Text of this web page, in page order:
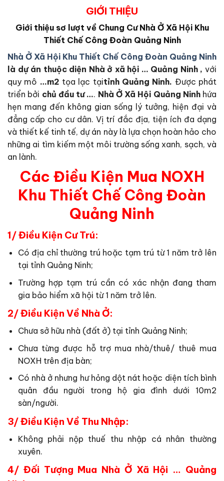
GIỚI THIỆU
Giới thiệu sơ lượt về Chung Cư Nhà Ở Xã Hội Khu
Thiết Chế Công Đoàn Quảng Ninh
Nhà Ở Xã Hội Khu Thiết Chế Công Đoàn Quảng Ninh
là dự án thuộc diện Nhà ở xã hội … Quảng Ninh , với
quy mô …m2 tọa lạc tạitỉnh Quảng Ninh. Được phát
triển bởi chủ đầu tư …. Nhà Ở Xã Hội Quảng Ninhhứa
hẹn mang đến không gian sống lý tưởng, hiện đại và
đẳng cấp cho cư dân. Vị trí đắc địa, tiện ích đa dạng
và thiết kế tinh tế, dự án này là lựa chọn hoàn hảo cho
những ai tìm kiếm một môi trường sống xanh, sạch, và
an lành.
Các Điều Kiện Mua NOXH
Khu Thiết Chế Công Đoàn
Quảng Ninh
1/ Điều Kiện Cư Trú:
Có địa chỉ thường trú hoặc tạm trú từ 1 năm trở lên
tại tỉnh Quảng Ninh;
Trường hợp tạm trú cần có xác nhận đang tham
gia bảo hiểm xã hội từ 1 năm trở lên.
2/ Điều Kiện Về Nhà Ở:
Chưa sở hữu nhà (đất ở) tại tỉnh Quảng Ninh;
Chưa từng được hỗ trợ mua nhà/thuê/ thuê mua
NOXH trên địa bàn;
Có nhà ở nhưng hư hỏng dột nát hoặc diện tích bình
quân đầu người trong hộ gia đình dưới 10m2
sàn/người.
3/ Điều Kiện Về Thu Nhập:
Không phải nộp thuế thu nhập cá nhân thường
xuyên.
4/ Đối Tượng Mua Nhà Ở Xã Hội … Quảng